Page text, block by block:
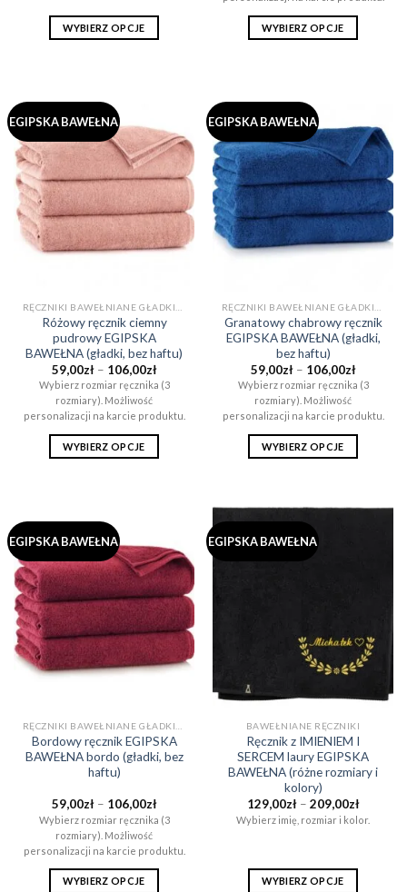
WYBIERZ OPCJE
wiele
wariantów.
Opcje
można
wybrać
stronie
produktu
WYBIERZ OPCJE
wiele
wariantów.
Opcje
można
wybrać
na
stronie
produktu
EGIPSKA BAWEŁNA
Różowy ręcznik ciemny
pudrowy EGIPSKA
BAWEŁNA (gładki, bez haftu)
59,00zł – 106,00złZakres
cen:
od
do
Wybierz rozmiar ręcznika (3
rozmiary). Możliwość
personalizacji na karcie produktu.
WYBIERZ OPCJE
wiele
wariantów.
Opcje
można
wybrać
na
stronie
produktu
EGIPSKA BAWEŁNA
Granatowy chabrowy ręcznik
EGIPSKA BAWEŁNA (gładki,
bez haftu)
59,00zł – 106,00złZakres
cen:
od
do
Wybierz rozmiar ręcznika (3
rozmiary). Możliwość
personalizacji na karcie produktu.
WYBIERZ OPCJE
ma
wiele
wariantów.
Opcje
stronie
produktu
EGIPSKA BAWEŁNA
Bordowy ręcznik EGIPSKA
BAWEŁNA bordo (gładki, bez
haftu)
59,00zł – 106,00złZakres
cen:
od
do
Wybierz rozmiar ręcznika (3
rozmiary). Możliwość
personalizacji na karcie produktu.
WYBIERZ OPCJE
EGIPSKA BAWEŁNA
BAWEŁNIANE RĘCZNIKI
Ręcznik z IMIENIEM I
SERCEM laury EGIPSKA
BAWEŁNA (różne rozmiary i
kolory)
129,00zł – 209,00złZakres
cen:
od
Wybierz imię, rozmiar i kolor.
WYBIERZ OPCJE